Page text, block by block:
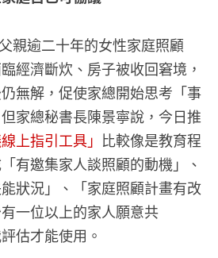
逾二十年的女性家庭照顧
經濟斷炊、房子被收回窘境，
無解，促使家總開始思考「事
家總秘書長陳景寧說，今日推
上指引工具」 比較像是教育程
有邀集家人談照顧的動機」、
能狀況」、「家庭照顧計畫有改
一位以上的家人願意共
估才能使用。